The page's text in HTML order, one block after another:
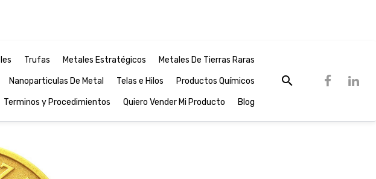
Trufas Metales Estratégicos Metales De Tierras Raras
Nanoparticulas De Metal Telas e Hilos Productos Químicos
Terminos y Procedimientos Quiero Vender Mi Producto Blog